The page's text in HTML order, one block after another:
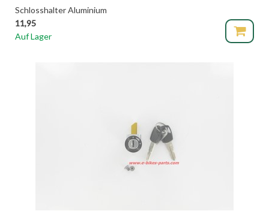
Schlosshalter Aluminium
11,95
Auf Lager